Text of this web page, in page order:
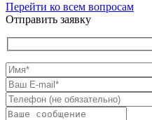
Перейти ко всем вопросам
Отправить заявку